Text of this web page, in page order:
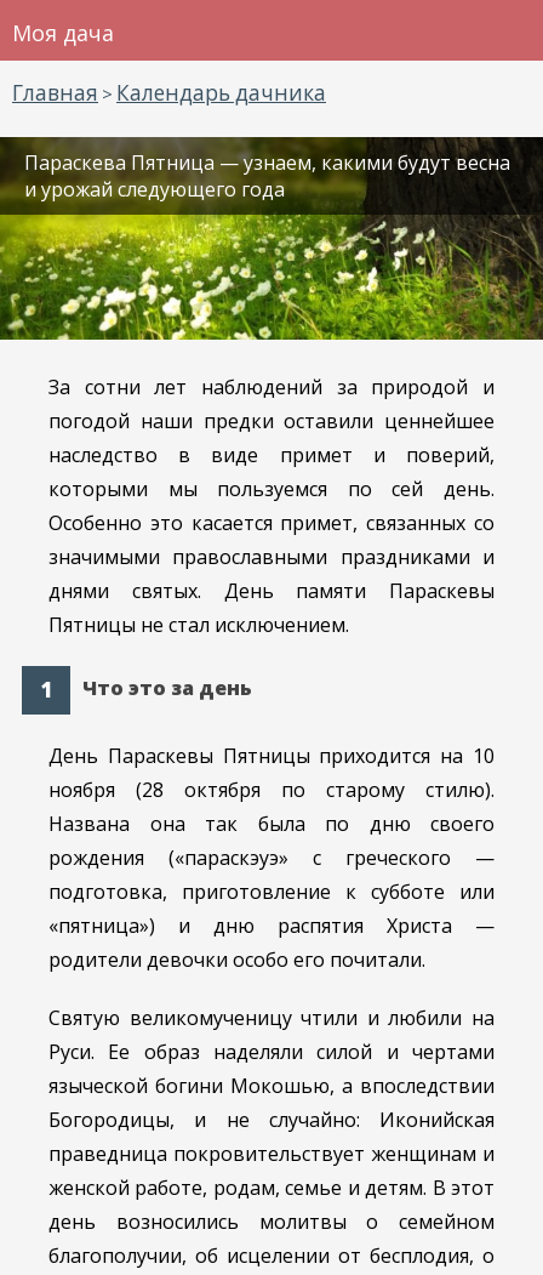
Моя дача
Главная > Календарь дачника
Параскева Пятница — узнаем, какими будут весна
и урожай следующего года
За сотни лет наблюдений за природой и
погодой наши предки оставили ценнейшее
наследство в виде примет и поверий,
которыми мы пользуемся по сей день.
Особенно это касается примет, связанных со
значимыми православными праздниками и
днями святых. День памяти Параскевы
Пятницы не стал исключением.
Что это за день
День Параскевы Пятницы приходится на 10
ноября (28 октября по старому стилю).
Названа она так была по дню своего
рождения («параскэуэ» с греческого —
подготовка, приготовление к субботе или
«пятница») и дню распятия Христа —
родители девочки особо его почитали.
Святую великомученицу чтили и любили на
Руси. Ее образ наделяли силой и чертами
языческой богини Мокошью, а впоследствии
Богородицы, и не случайно: Иконийская
праведница покровительствует женщинам и
женской работе, родам, семье и детям. В этот
день возносились молитвы о семейном
благополучии, об исцелении от бесплодия, о